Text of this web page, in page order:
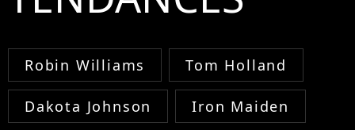
Robin Williams Tom Holland
Dakota Johnson Iron Maiden